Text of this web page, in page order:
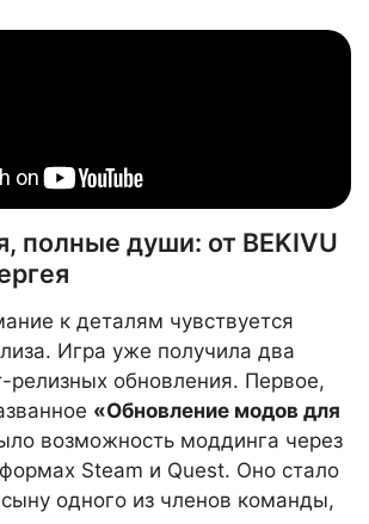
полные души: от BEKIVU
к деталям чувствуется
Игра уже получила два
релизных обновления. Первое,
«Обновление модов для
возможность моддинга через
Steam и Quest. Оно стало
одного из членов команды,